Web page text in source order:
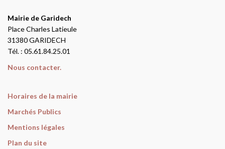
Mairie de Garidech
Place Charles Latieule
31380 GARIDECH
Tél. : 05.61.84.25.01
Nous contacter.
Horaires de la mairie
Marchés Publics
Mentions légales
Plan du site